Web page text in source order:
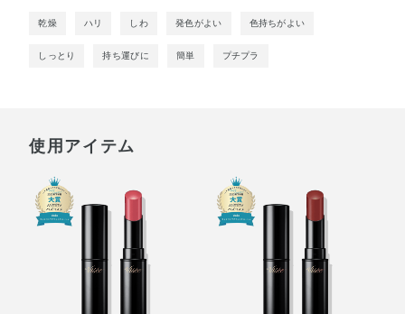
乾燥 ハリ しわ 発色がよい 色持ちがよい
しっとり 持ち運びに 簡単 プチプラ
使用アイテム